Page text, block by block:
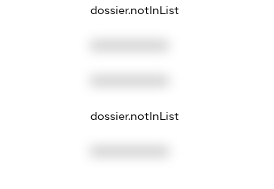
dossier.notInList
dossier.notInList